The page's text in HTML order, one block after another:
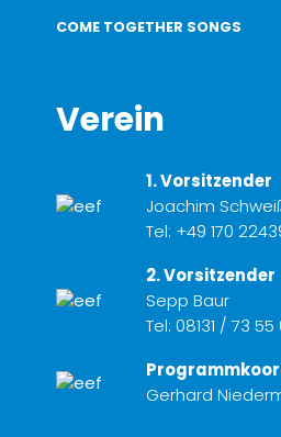
COME TOGETHER SONGS
Verein
1. Vorsitzender
Joachim
Tel: +49 170
2. Vorsitzender
Sepp Baur
Tel: 08131 / 73 55
Gerhard